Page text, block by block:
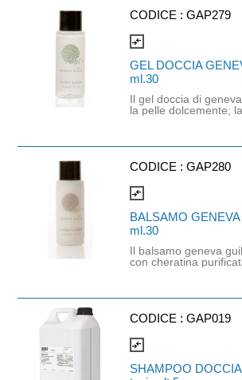
prodotto:
senza bht
CODICE :GAP279
compare_arrows
GEL DOCCIA
ml.30
Il gel doccia di
la pelle dolcemente;
emollienti e lenitive.
testato testato per il
CODICE :GAP280
compare_arrows
BALSAMO
ml.30
Il balsamo geneva
con cheratina
Claim del prodotto:
per il nickel senza
senza petrolato
CODICE :GAP019
compare_arrows
SHAMPOO